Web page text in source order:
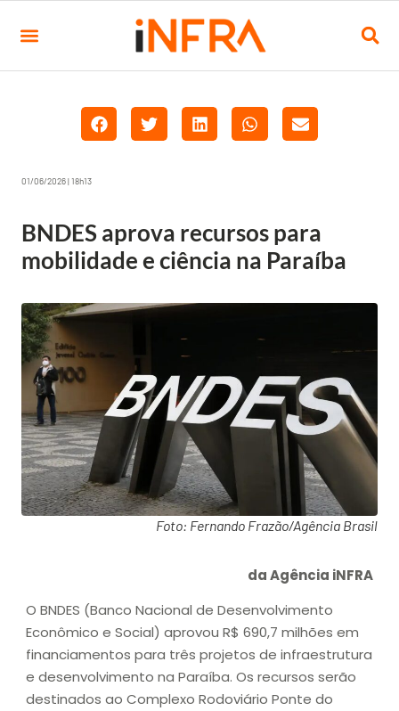
01/06/2026 | 18h13
BNDES aprova recursos para
mobilidade e ciência na Paraíba
Foto: Fernando Frazão/Agência Brasil
da Agência iNFRA
O BNDES (Banco Nacional de Desenvolvimento
Econômico e Social) aprovou R$ 690,7 milhões em
financiamentos para três projetos de infraestrutura
e desenvolvimento na Paraíba. Os recursos serão
destinados ao Complexo Rodoviário Ponte do